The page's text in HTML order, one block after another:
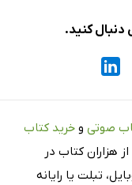
دنبال کنید.
صوتی و خرید کتاب
هزاران کتاب در
تبلت یا رایانه